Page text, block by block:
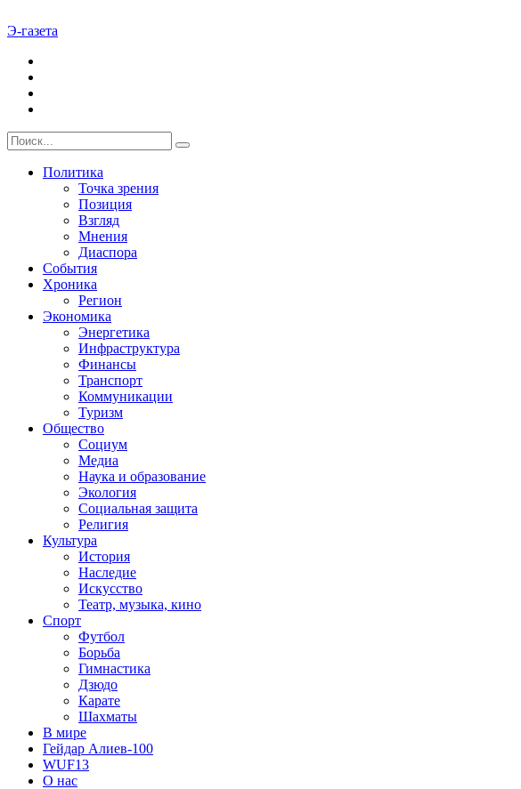
Э-газета
Политика
Точка зрения
Позиция
Взгляд
Мнения
Диаспора
События
Хроника
Регион
Экономика
Энергетика
Инфраструктура
Финансы
Транспорт
Коммуникации
Туризм
Общество
Социум
Медиа
Наука и образование
Экология
Социальная защита
Религия
Культура
История
Наследие
Искусство
Театр, музыка, кино
Спорт
Футбол
Борьба
Гимнастика
Дзюдо
Карате
Шахматы
В мире
Гейдар Алиев-100
WUF13
О нас